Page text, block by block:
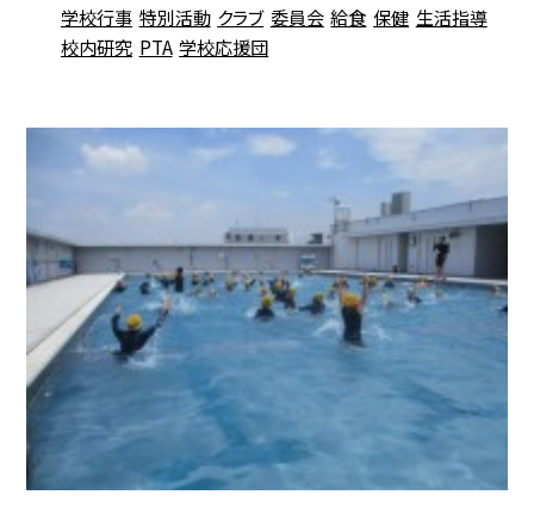
学校行事 特別活動 クラブ 委員会 給食 保健 生活指導
校内研究 PTA 学校応援団